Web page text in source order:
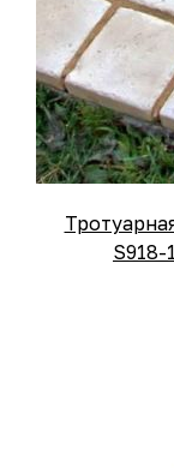
S918-